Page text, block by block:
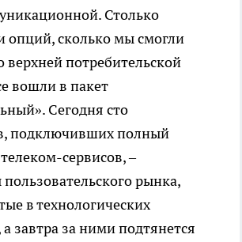
Столько
опций, сколько мы смогли
верхней потребительской
вошли в пакет
Сегодня сто
подключивших полный
сервисов, –
рынка,
в технологических
завтра за ними подтянется